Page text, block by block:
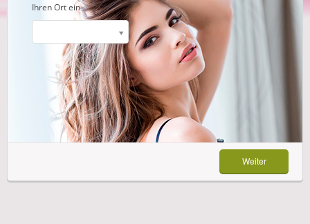
Ihren Ort ein
Weiter